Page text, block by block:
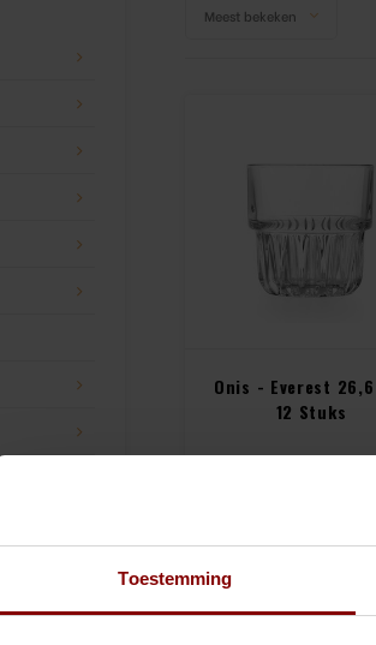
Toestemming
Meest bekeken
Onis - Everest
12 Stuks